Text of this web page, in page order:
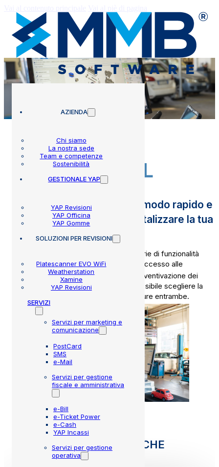
AZIENDA
Chi siamo
La nostra sede
Team e competenze
Sostenibilità
GESTIONALE YAP
YAP Revisioni
YAP Officina
YAP Gomme
SOLUZIONIPER REVISIONI
Platescanner EVO WiFi
Weatherstation
Xamine
YAP Revisioni
SERVIZI
Servizi per marketing e
comunicazione
PostCard
SMS
e-Mail
Servizi per gestione
fiscale e amministrativa
e-Bill
e-Ticket Power
e-Cash
YAP Incassi
Servizi per gestione
operativa
YAP DataFULL
Il modulo per accedere in modo rapido e
Autodata® e iniziare a digitalizzare la tua
La soluzione MMB comprende una serie di funzionalità
operative che ti permettono di avere accesso alle
banche dati Autodata®e gestire la preventivazione dei
tuoi interventi in maniera digitale. È possibile scegliere la
versione Autoveicoli, Motoveicoli oppure entrambe.
FUNZIONALITÀ SPECIFICHE